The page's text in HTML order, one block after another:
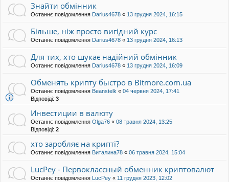
Знайти обмінник
Останнє повідомлення Darius4678 « 13 грудня 2024, 16:15
Більше, ніж просто вигідний курс
Останнє повідомлення Darius4678 « 13 грудня 2024, 16:13
Для тих, хто шукає надійний обмінник
Останнє повідомлення Darius4678 « 13 грудня 2024, 16:09
Обменять крипту быстро в Bitmore.com.ua
Останнє повідомлення Beanstelk « 04 червня 2024, 17:41
Відповіді: 3
Инвестиции в валюту
Останнє повідомлення Olga76 « 08 травня 2024, 13:25
Відповіді: 2
хто заробляє на крипті?
Останнє повідомлення Виталина78 « 06 травня 2024, 15:04
LucPey - Первоклассный обменник криптовалют
Останнє повідомлення LucPey « 11 грудня 2023, 12:02